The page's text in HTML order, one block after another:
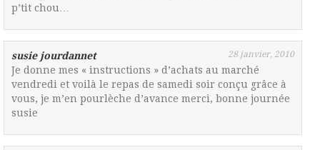
p’tit chou…
susie jourdannet 28 janvier, 2010
Je donne mes « instructions » d’achats au marché
vendredi et voilà le repas de samedi soir conçu grâce à
vous, je m’en pourlèche d’avance merci, bonne journée
susie